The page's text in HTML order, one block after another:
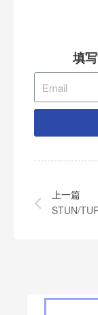
填
上一篇
STUN/